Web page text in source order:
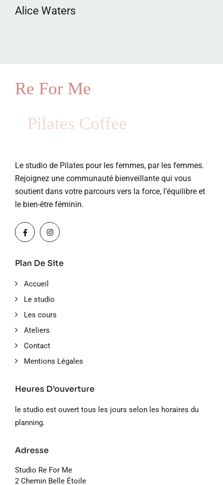
Alice Waters
Re For Me
Pilates Coffee
Le studio de Pilates pour les femmes, par les femmes.
Rejoignez une communauté bienveillante qui vous
soutient dans votre parcours vers la force, l’équilibre et
le bien-être féminin.
Plan De Site
Accueil
Le studio
Les cours
Ateliers
Contact
Mentions Légales
Heures D’ouverture
le studio est ouvert tous les jours selon les horaires du
planning.
Adresse
Studio Re For Me
2 Chemin Belle Étoile